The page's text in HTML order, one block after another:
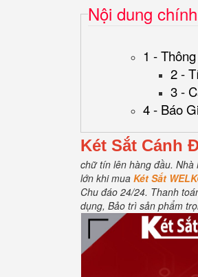
Nội dung
1 -
2 -
3 -
4 - Báo
Két Sắt Cánh
chữ tín lên hàng đầu. Nhà
lớn khi mua Két Sắt
Chu đáo 24/24. Thanh
dụng, Bảo trì sản phẩm